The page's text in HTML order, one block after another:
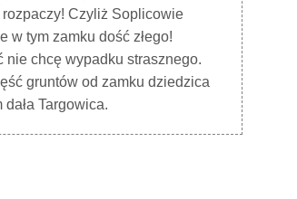
Czyliż Soplicowie
w tym zamku dość złego!
nie chcę wypadku strasznego.
gruntów od zamku dziedzica
Targowica.